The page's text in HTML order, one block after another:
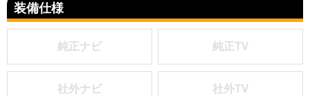
装備仕様
純正ナビ 純正TV
社外ナビ 社外TV